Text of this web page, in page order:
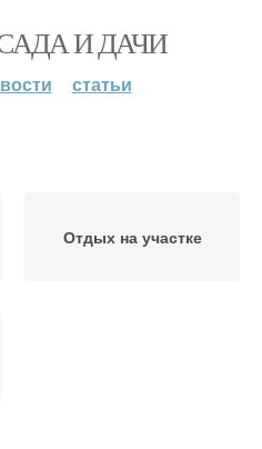
И ДАЧИ
статьи
Отдых на участке